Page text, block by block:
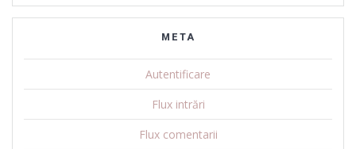
META
Autentificare
Flux intrări
Flux comentarii